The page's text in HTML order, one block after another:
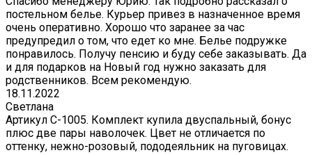
постельном белье. Курьер привез в назначенное время
очень оперативно. Хорошо что заранее за час
предупредил о том, что едет ко мне. Белье подружке
понравилось. Получу пенсию и буду себе заказывать. Да
и для подарков на Новый год нужно заказать для
родственников. Всем рекомендую.
18.11.2022
Светлана
Артикул С-1005. Комплект купила двуспальный, бонус
плюс две пары наволочек. Цвет не отличается по
оттенку, нежно-розовый, пододеяльник на пуговицах.